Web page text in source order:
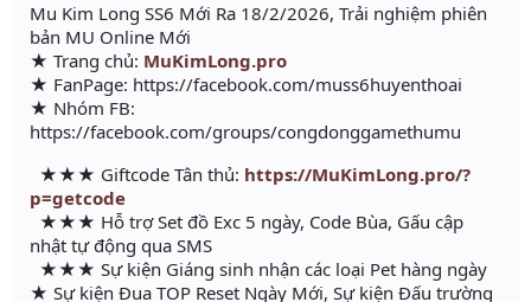
Mu Kim Long SS6 Mới Ra 18/2/2026, Trải nghiệm phiên
bản MU Online Mới
★ Trang chủ: MuKimLong.pro
★ FanPage: https://facebook.com/muss6huyenthoai
★ Nhóm FB:
https://facebook.com/groups/congdonggamethumu
★★★ Giftcode Tân thủ: https://MuKimLong.pro/?
p=getcode
★★★ Hỗ trợ Set đồ Exc 5 ngày, Code Bùa, Gấu cập
nhật tự động qua SMS
★★★ Sự kiện Giáng sinh nhận các loại Pet hàng ngày
★ Sự kiện Đua TOP Reset Ngày Mới, Sự kiện Đấu trường